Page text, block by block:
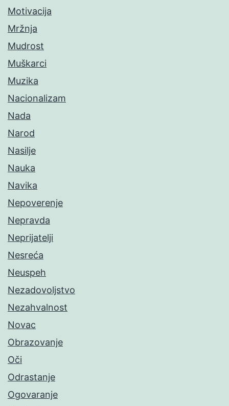
Motivacija
Mržnja
Mudrost
Muškarci
Muzika
Nacionalizam
Nada
Narod
Nasilje
Nauka
Navika
Nepoverenje
Nepravda
Neprijatelji
Nesreća
Neuspeh
Nezadovoljstvo
Nezahvalnost
Novac
Obrazovanje
Oči
Odrastanje
Ogovaranje